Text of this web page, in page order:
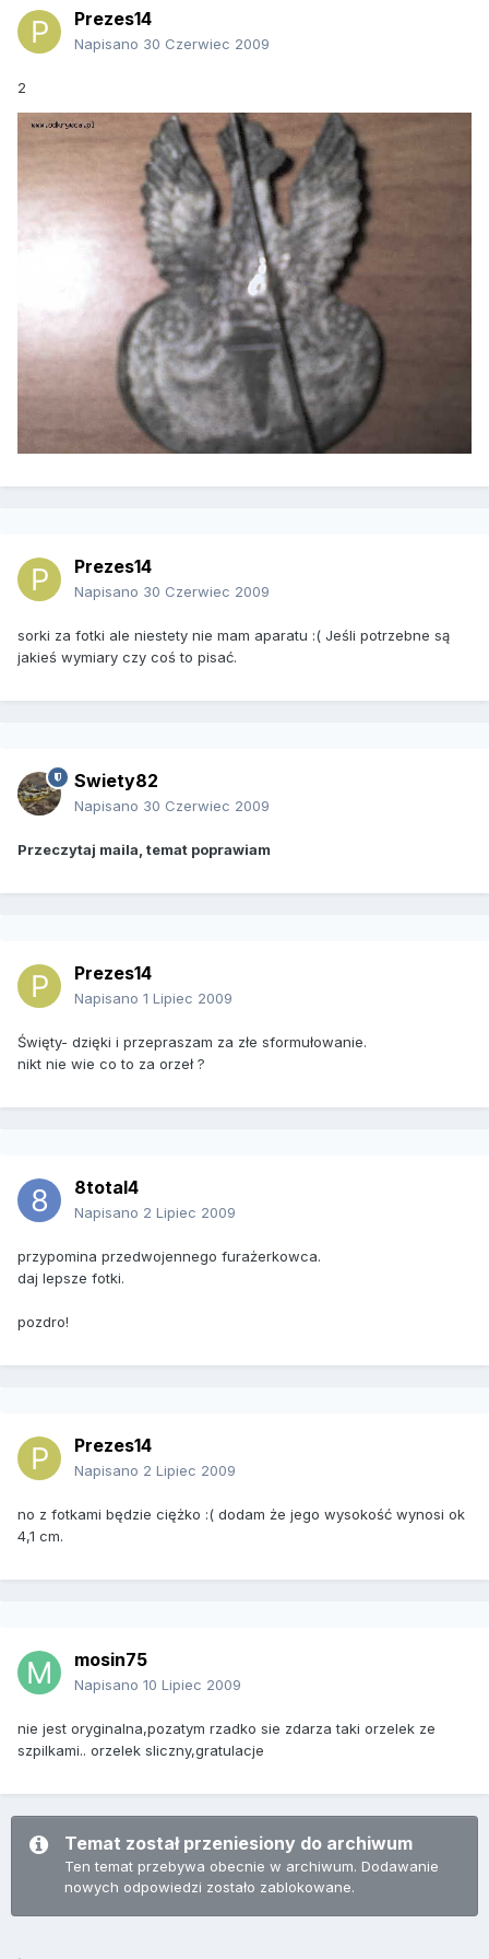
Prezes14
Napisano 30 Czerwiec 2009
2
Prezes14
Napisano 30 Czerwiec 2009
sorki za fotki ale niestety nie mam aparatu :( Jeśli potrzebne są
jakieś wymiary czy coś to pisać.
Swiety82
Napisano 30 Czerwiec 2009
Przeczytaj maila, temat poprawiam
Prezes14
Napisano 1 Lipiec 2009
Święty- dzięki i przepraszam za złe sformułowanie.
nikt nie wie co to za orzeł ?
8total4
Napisano 2 Lipiec 2009
przypomina przedwojennego furażerkowca.
daj lepsze fotki.
pozdro!
Prezes14
Napisano 2 Lipiec 2009
no z fotkami będzie ciężko :( dodam że jego wysokość wynosi ok
4,1 cm.
mosin75
Napisano 10 Lipiec 2009
nie jest oryginalna,pozatym rzadko sie zdarza taki orzelek ze
szpilkami.. orzelek sliczny,gratulacje
Temat został przeniesiony do archiwum
Ten temat przebywa obecnie w archiwum. Dodawanie
nowych odpowiedzi zostało zablokowane.